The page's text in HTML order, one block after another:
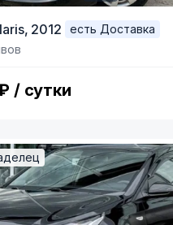
2012
есть Доставка
/ сутки